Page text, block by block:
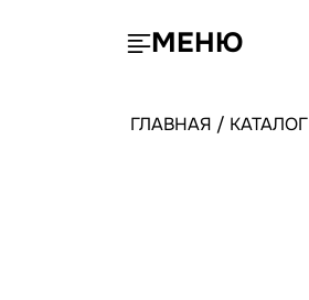
МЕНЮ
ГЛАВНАЯ / КАТАЛОГ